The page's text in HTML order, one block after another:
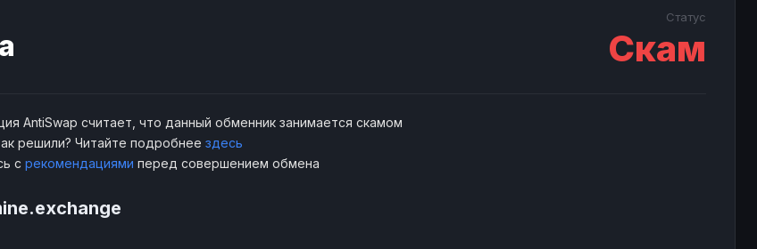
Статус
Скам
AntiSwap считает, что данный обменник занимается скамом
решили? Читайте подробнее здесь
с рекомендациями перед совершением обмена